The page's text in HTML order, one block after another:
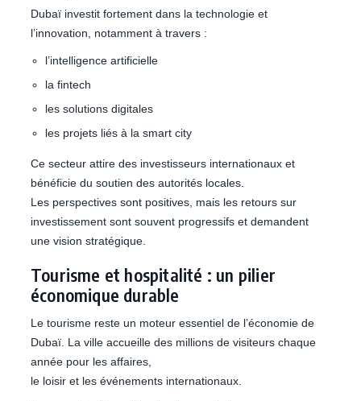
Dubaï investit fortement dans la technologie et
l’innovation, notamment à travers :
l’intelligence artificielle
la fintech
les solutions digitales
les projets liés à la smart city
Ce secteur attire des investisseurs internationaux et
bénéficie du soutien des autorités locales.
Les perspectives sont positives, mais les retours sur
investissement sont souvent progressifs et demandent
une vision stratégique.
Tourisme et hospitalité : un pilier
économique durable
Le tourisme reste un moteur essentiel de l’économie de
Dubaï. La ville accueille des millions de visiteurs chaque
année pour les affaires,
le loisir et les événements internationaux.